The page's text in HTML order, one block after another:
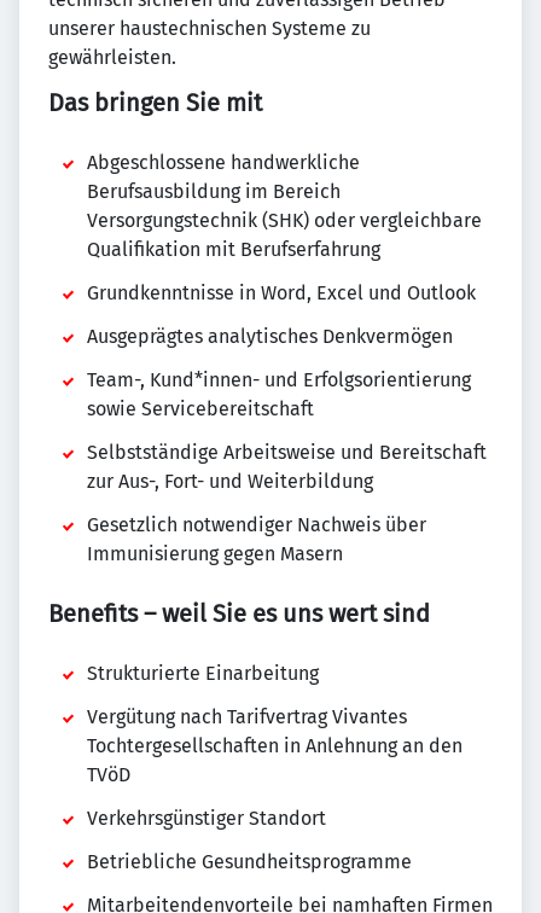
unserer haustechnischen Systeme zu
gewährleisten.
Das bringen Sie mit
Abgeschlossene handwerkliche
Berufsausbildung im Bereich
Versorgungstechnik (SHK) oder vergleichbare
Qualifikation mit Berufserfahrung
Grundkenntnisse in Word, Excel und Outlook
Ausgeprägtes analytisches Denkvermögen
Team-, Kund*innen- und Erfolgsorientierung
sowie Servicebereitschaft
Selbstständige Arbeitsweise und Bereitschaft
zur Aus-, Fort- und Weiterbildung
Gesetzlich notwendiger Nachweis über
Immunisierung gegen Masern
Benefits – weil Sie es uns wert sind
Strukturierte Einarbeitung
Vergütung nach Tarifvertrag Vivantes
Tochtergesellschaften in Anlehnung an den
TVöD
Verkehrsgünstiger Standort
Betriebliche Gesundheitsprogramme
Mitarbeitendenvorteile bei namhaften Firmen